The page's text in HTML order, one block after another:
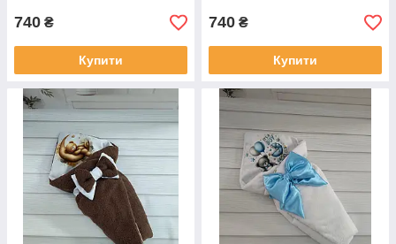
740 ₴
Купити
740 ₴
Купити